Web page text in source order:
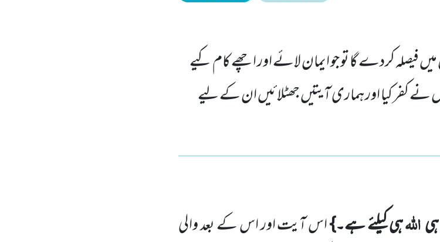
فیصلہ کردے گا تو جو ایمان لائے اور اچھے کام کیے
نے کفر کیا اور ہماری آیتیں جھٹلائیں ان کے لیے
اللہہی کیلئے ہے۔}اس آیت اور اس کے بعد والی